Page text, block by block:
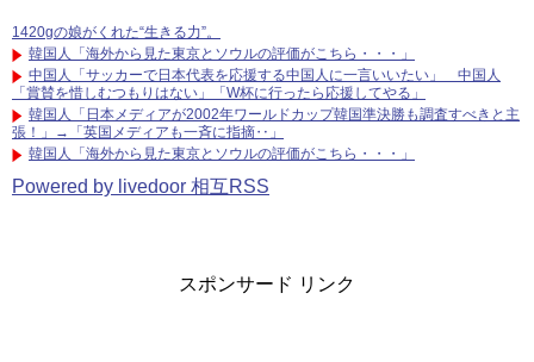
1420gの娘がくれた“生きる力”。
韓国人「海外から見た東京とソウルの評価がこちら・・・」
中国人「サッカーで日本代表を応援する中国人に一言いいたい」 中国人
「賞賛を惜しむつもりはない」「W杯に行ったら応援してやる」
韓国人「日本メディアが2002年ワールドカップ韓国準決勝も調査すべきと主
張！」→「英国メディアも一斉に指摘‥」
韓国人「海外から見た東京とソウルの評価がこちら・・・」
Powered by livedoor 相互RSS
スポンサード リンク